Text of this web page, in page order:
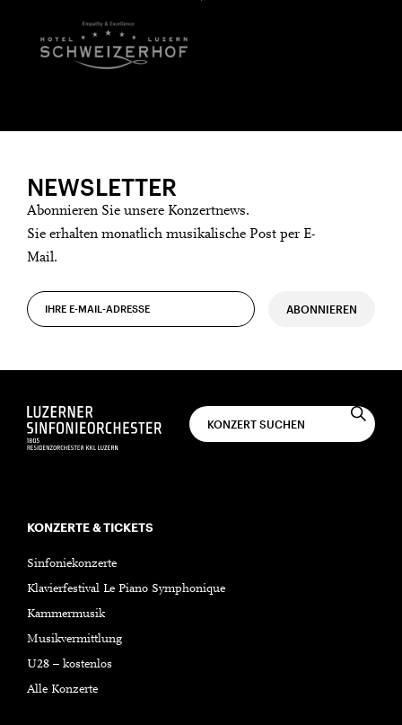
NEWSLETTER
Abonnieren Sie unsere Konzertnews.
Sie erhalten monatlich musikalische Post per E-
Mail.
ABONNIEREN
KONZERTE & TICKETS
Sinfoniekonzerte
Klavierfestival Le Piano Symphonique
Kammermusik
Musikvermittlung
U28 – kostenlos
Alle Konzerte